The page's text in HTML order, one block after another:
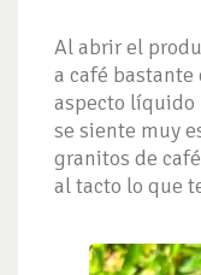
Al abrir el
a café
aspecto líquido
se siente muy
granitos de
al tacto lo que